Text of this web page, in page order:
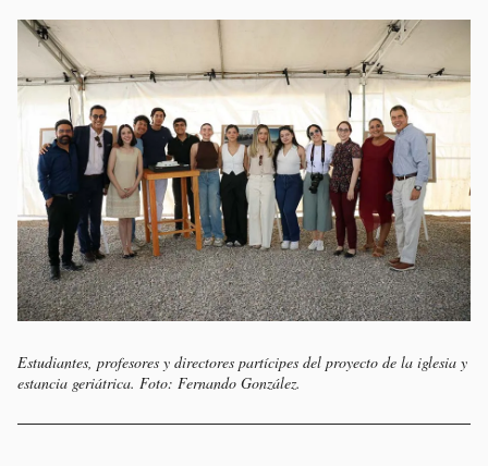
Estudiantes, profesores y directores partícipes del proyecto de la iglesia y
estancia geriátrica. Foto: Fernando González.